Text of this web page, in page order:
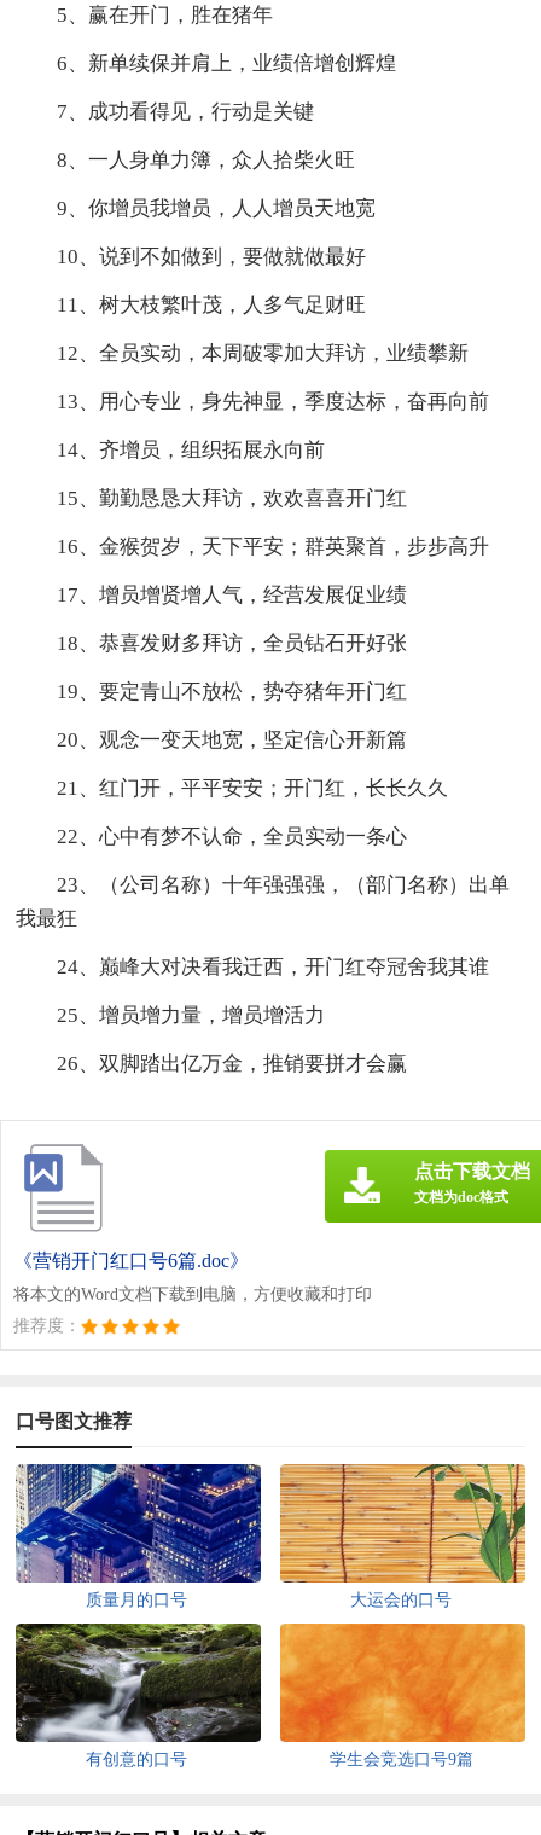
5、赢在开门，胜在猪年
6、新单续保并肩上，业绩倍增创辉煌
7、成功看得见，行动是关键
8、一人身单力簿，众人拾柴火旺
9、你增员我增员，人人增员天地宽
10、说到不如做到，要做就做最好
11、树大枝繁叶茂，人多气足财旺
12、全员实动，本周破零加大拜访，业绩攀新
13、用心专业，身先神显，季度达标，奋再向前
14、齐增员，组织拓展永向前
15、勤勤恳恳大拜访，欢欢喜喜开门红
16、金猴贺岁，天下平安；群英聚首，步步高升
17、增员增贤增人气，经营发展促业绩
18、恭喜发财多拜访，全员钻石开好张
19、要定青山不放松，势夺猪年开门红
20、观念一变天地宽，坚定信心开新篇
21、红门开，平平安安；开门红，长长久久
22、心中有梦不认命，全员实动一条心
23、（公司名称）十年强强强，（部门名称）出单
我最狂
24、巅峰大对决看我迁西，开门红夺冠舍我其谁
25、增员增力量，增员增活力
26、双脚踏出亿万金，推销要拼才会赢
《营销开门红口号6篇.doc》
将本文的Word文档下载到电脑，方便收藏和打印
推荐度：
点击下载文档
文档为doc格式
口号图文推荐
质量月的口号 大运会的口号
有创意的口号 学生会竞选口号9篇